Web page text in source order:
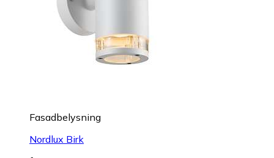
Fasadbelysning
Nordlux Birk